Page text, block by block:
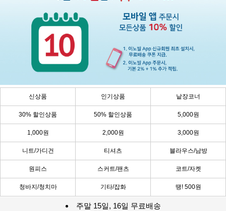
신상품 인기상품 낱장코너
30% 할인상품 50% 할인상품 5,000원
1,000원 2,000원 3,000원
니트/가디건 티셔츠 블라우스/남방
원피스 스커트/팬츠 코트/자켓
청바지/청치마 기타/잡화 땡! 500원
주말 15일, 16일 무료배송